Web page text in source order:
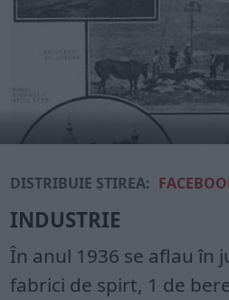
DISTRIBUIE ȘTIREA:
INDUSTRIE
În anul 1936 se aflau în
fabrici de spirt, 1 de